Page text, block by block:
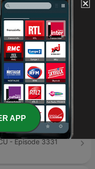
2219
Lezioni e
640
- Épisode 3331
APP